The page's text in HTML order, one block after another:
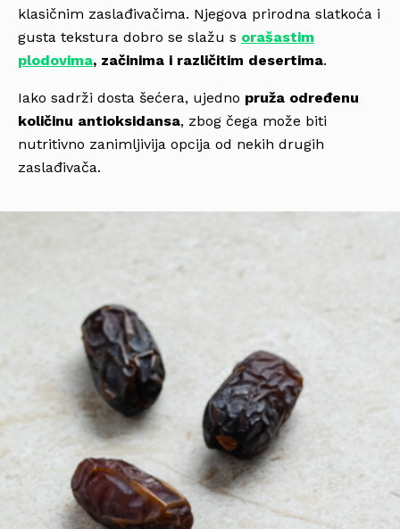
klasičnim zaslađivačima. Njegova prirodna slatkoća i
gusta tekstura dobro se slažu s orašastim
plodovima, začinima i različitim desertima.
Iako sadrži dosta šećera, ujedno pruža određenu
količinu antioksidansa, zbog čega može biti
nutritivno zanimljivija opcija od nekih drugih
zaslađivača.